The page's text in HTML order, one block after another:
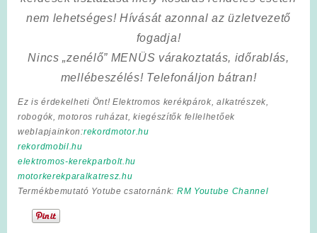
nem lehetséges! Hívását azonnal az üzletvezető
fogadja!
Nincs „zenélő” MENÜS várakoztatás, időrablás,
mellébeszélés! Telefonáljon bátran!
Ez is érdekelheti Önt! Elektromos kerékpárok, alkatrészek,
robogók, motoros ruházat, kiegészítők fellelhetőek
weblapjainkon:rekordmotor.hu
rekordmobil.hu
elektromos-kerekparbolt.hu
motorkerekparalkatresz.hu
Termékbemutató Yotube csatornánk: RM Youtube Channel